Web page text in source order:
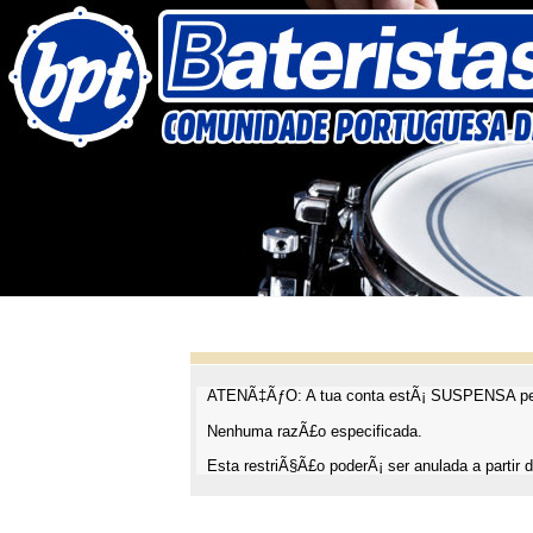
ATENÃ‡ÃƒO: A tua conta estÃ¡ SUSPENSA
Nenhuma razÃ£o especificada.
Esta restriÃ§Ã£o poderÃ¡ ser anulada a partir